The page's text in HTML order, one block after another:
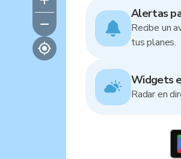
Alertas
Recibe un
tus planes.
Widgets
Radar en